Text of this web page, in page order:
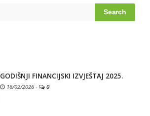
GODIŠNJI FINANCIJSKI IZVJEŠTAJ 2025.
16/02/2026- 0